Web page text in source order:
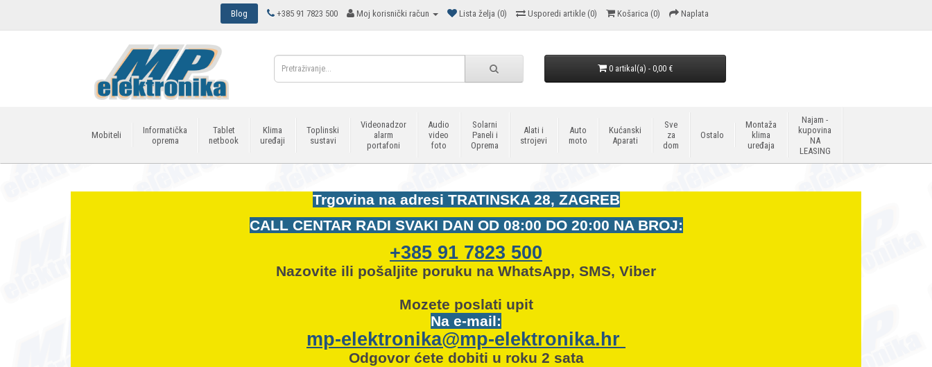
Blog +385 91 7823 500 Moj korisnički račun Lista želja (0) Usporedi artikle (0) Košarica (0) Naplata
0 artikal(a) - 0,00 €
Mobiteli
Informatička
oprema
Tablet
netbook
Klima
uređaji
Toplinski
sustavi
Videonadzor
alarm
portafoni
Audio
video
foto
Solarni
Paneli i
Oprema
Alati i
strojevi
Auto
moto
Kućanski
Aparati
Sve
za
dom
Ostalo
Montaža
klima
uređaja
Najam -
kupovina
NA
LEASING
Trgovina na adresi TRATINSKA 28, ZAGREB
CALL CENTAR RADI SVAKI DAN OD 08:00 DO 20:00 NA BROJ:
+385 91 7823 500
Nazovite ili pošaljite poruku na WhatsApp, SMS, Viber
Mozete poslati upit
Na e-mail:
mp-elektronika@mp-elektronika.hr
Odgovor ćete dobiti u roku 2 sata